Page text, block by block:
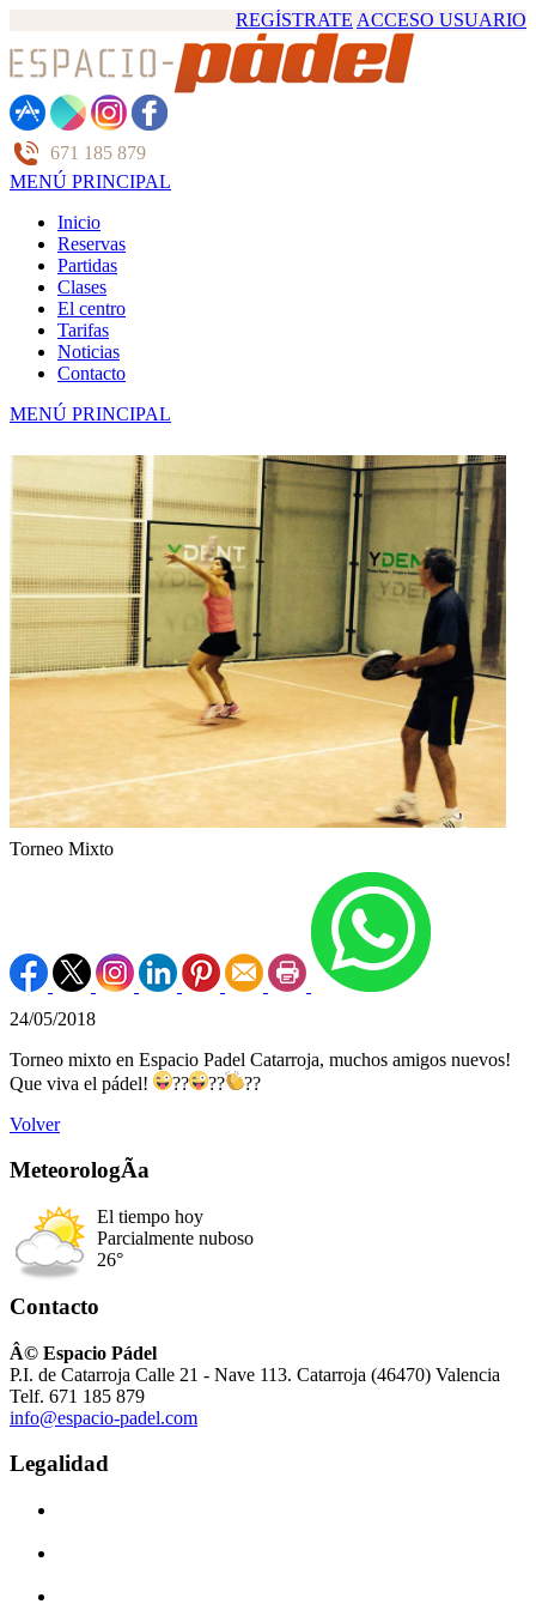
REGÍSTRATE ACCESO USUARIO
671 185 879
MENÚ PRINCIPAL
Inicio
Reservas
Partidas
Clases
El centro
Tarifas
Noticias
Contacto
MENÚ PRINCIPAL
Torneo Mixto
24/05/2018
Torneo mixto en Espacio Padel Catarroja, muchos amigos nuevos!
Que viva el pádel!
?? ??
??
Volver
MeteorologÃ­a
El tiempo hoy
Parcialmente nuboso
26°
Contacto
Â© Espacio Pádel
P.I. de Catarroja Calle 21 - Nave 113. Catarroja (46470) Valencia
Telf. 671 185 879
info@espacio-padel.com
Legalidad